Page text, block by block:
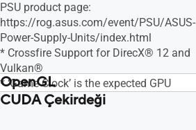
PSU product page:
https://rog.asus.com/event/PSU/ASUS-
Power-Supply-Units/index.html
* Crossfire Support for DirecX® 12 and
Vulkan®
* ‘Game Clock’ is the expected GPU
clock when running typical gaming
OpenGL
OpenGL®4.6
CUDA Çekirdeği